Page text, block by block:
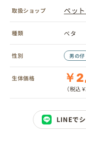
取扱ショップ ペッ
種類 ベタ
性別 男の仔
生体価格 ￥
（税込
LINEで